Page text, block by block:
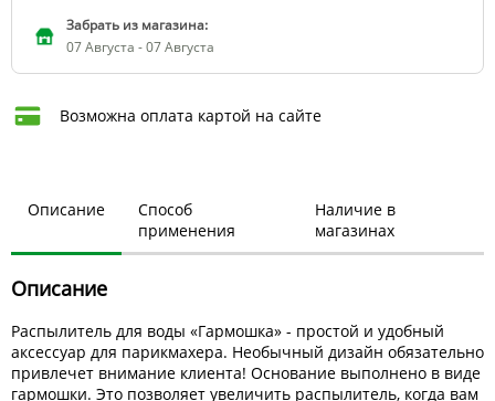
Забрать из магазина:
07 Августа - 07 Августа
Возможна оплата картой на сайте
Описание
Способ
применения
Наличие в
магазинах
Описание
Распылитель для воды «Гармошка» - простой и удобный
аксессуар для парикмахера. Необычный дизайн обязательно
привлечет внимание клиента! Основание выполнено в виде
гармошки. Это позволяет увеличить распылитель, когда вам